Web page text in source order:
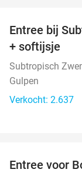
Entree bij
+ softijsje
Subtropisch
Gulpen
Verkocht: 2.637
Entree voor